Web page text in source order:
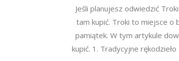
Jeśli planujesz odwiedzić
tam kupić. Troki to miejsce o
pamiątek. W tym artykule
kupić. 1. Tradycyjne